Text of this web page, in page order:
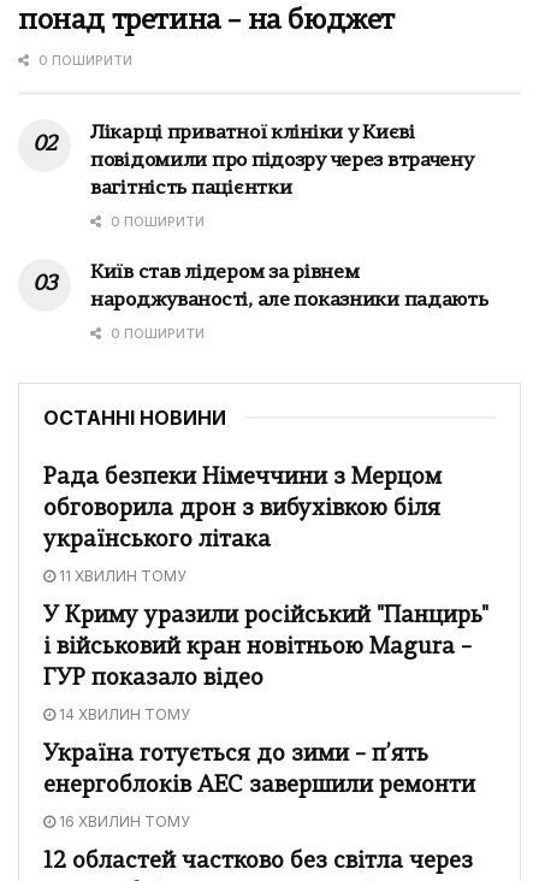
понад третина – на бюджет
0 ПОШИРИТИ
Лікарці приватної клініки у Києві
повідомили про підозру через втрачену
вагітність пацієнтки
0 ПОШИРИТИ
Київ став лідером за рівнем
народжуваності, але показники падають
0 ПОШИРИТИ
ОСТАННІ НОВИНИ
Рада безпеки Німеччини з Мерцом
обговорила дрон з вибухівкою біля
українського літака
11 ХВИЛИН ТОМУ
У Криму уразили російський "Панцирь"
і військовий кран новітньою Magura –
ГУР показало відео
14 ХВИЛИН ТОМУ
Україна готується до зими – п’ять
енергоблоків АЕС завершили ремонти
16 ХВИЛИН ТОМУ
12 областей частково без світла через